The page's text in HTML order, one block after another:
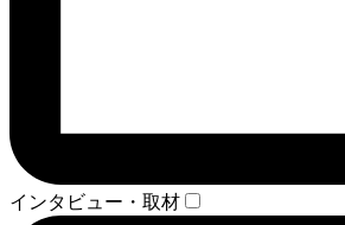
インタビュー・取材